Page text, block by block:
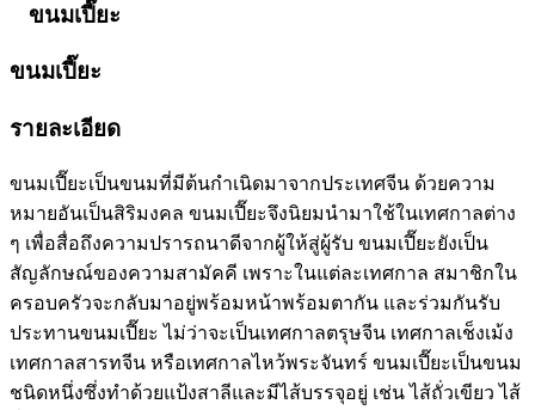
ขนมเปี๊ยะ
ขนมเปี๊ยะ
รายละเอียด
ขนมเปี๊ยะเป็นขนมที่มีต้นกำเนิดมาจากประเทศจีน ด้วยความ
หมายอันเป็นสิริมงคล ขนมเปี๊ยะจึงนิยมนำมาใช้ในเทศกาลต่าง
ๆ เพื่อสื่อถึงความปรารถนาดีจากผู้ให้สู่ผู้รับ ขนมเปี๊ยะยังเป็น
สัญลักษณ์ของความสามัคคี เพราะในแต่ละเทศกาล สมาชิกใน
ครอบครัวจะกลับมาอยู่พร้อมหน้าพร้อมตากัน และร่วมกันรับ
ประทานขนมเปี๊ยะ ไม่ว่าจะเป็นเทศกาลตรุษจีน เทศกาลเช็งเม้ง
เทศกาลสารทจีน หรือเทศกาลไหว้พระจันทร์ ขนมเปี๊ยะเป็นขนม
ชนิดหนึ่งซึ่งทำด้วยแป้งสาลีและมีไส้บรรจุอยู่ เช่น ไส้ถั่วเขียว ไส้